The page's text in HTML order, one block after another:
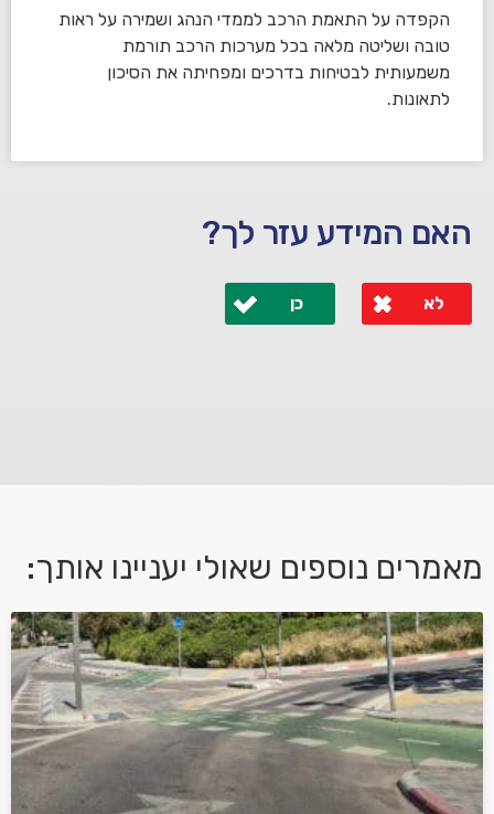
הקפדה על התאמת הרכב לממדי הנהג ושמירה על ראות
טובה ושליטה מלאה בכל מערכות הרכב תורמת
משמעותית לבטיחות בדרכים ומפחיתה את הסיכון
לתאונות.
האם המידע עזר לך?
לא כן
אני מאשר/ת קבלת דיוור במייל ושימוש בפרטים בהתאם
למדיניות הפרטיות
מאמרים נוספים שאולי יעניינו אותך: